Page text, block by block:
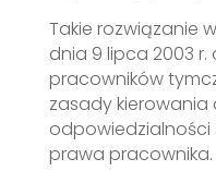
Takie rozwiązanie
dnia 9 lipca 2003
pracowników
zasady kierowania
prawa pracownika.